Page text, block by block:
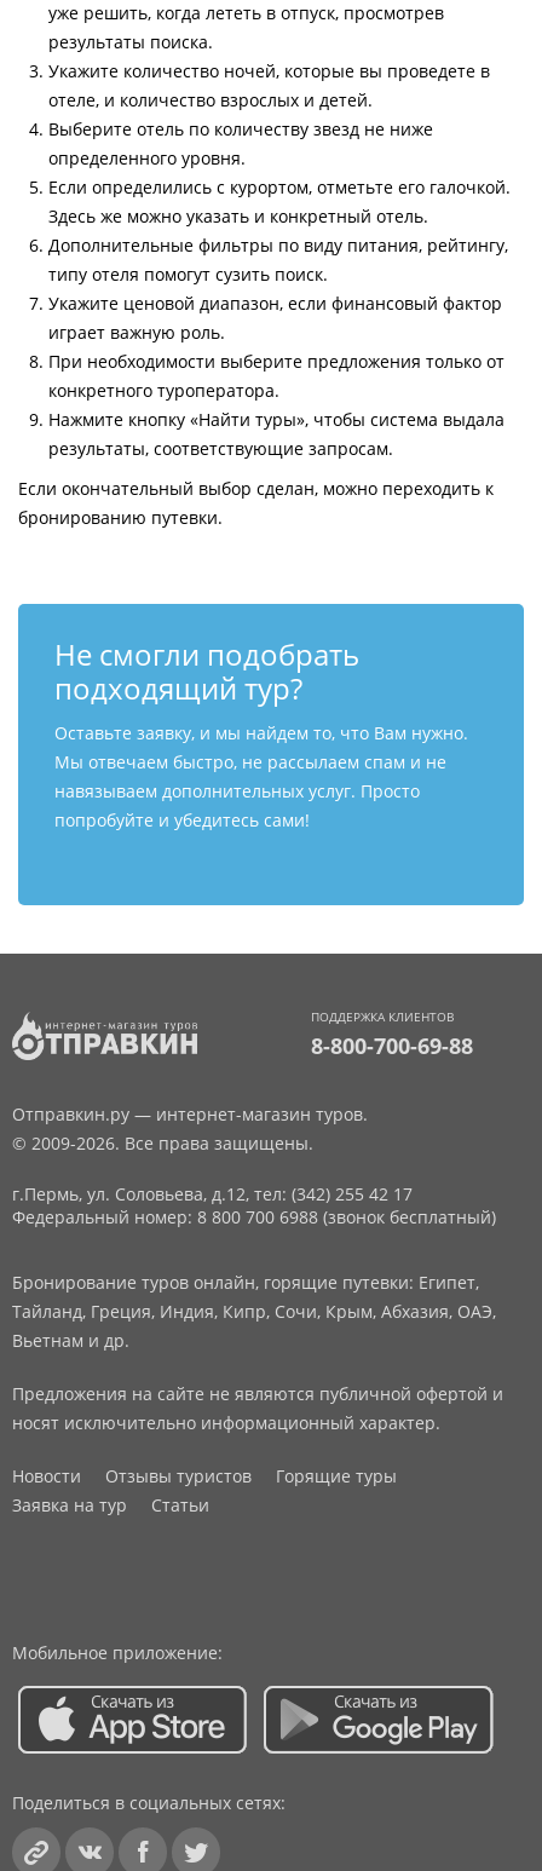
уже решить, когда лететь в отпуск, просмотрев
результаты поиска.
Укажите количество ночей, которые вы проведете в
отеле, и количество взрослых и детей.
Выберите отель по количеству звезд не ниже
определенного уровня.
Если определились с курортом, отметьте его галочкой.
Здесь же можно указать и конкретный отель.
Дополнительные фильтры по виду питания, рейтингу,
типу отеля помогут сузить поиск.
Укажите ценовой диапазон, если финансовый фактор
играет важную роль.
При необходимости выберите предложения только от
конкретного туроператора.
Нажмите кнопку «Найти туры», чтобы система выдала
результаты, соответствующие запросам.
Если окончательный выбор сделан, можно переходить к
бронированию путевки.
Не смогли подобрать
подходящий тур?
Оставьте заявку, и мы найдем то, что Вам нужно.
Мы отвечаем быстро, не рассылаем спам и не
навязываем дополнительных услуг. Просто
попробуйте и убедитесь сами!
ПОДДЕРЖКА КЛИЕНТОВ
8-800-700-69-88
Отправкин.ру — интернет-магазин туров.
© 2009-2026. Все права защищены.
г.Пермь, ул. Соловьева, д.12, тел: (342) 255 42 17
Федеральный номер: 8 800 700 6988 (звонок бесплатный)
Бронирование туров онлайн, горящие путевки: Египет,
Тайланд, Греция, Индия, Кипр, Сочи, Крым, Абхазия, ОАЭ,
Вьетнам и др.
Предложения на сайте не являются публичной офертой и
носят исключительно информационный характер.
Новости Отзывы туристов
Горящие туры
Заявка на тур
Статьи
Мобильное приложение:
Поделиться в социальных сетях: